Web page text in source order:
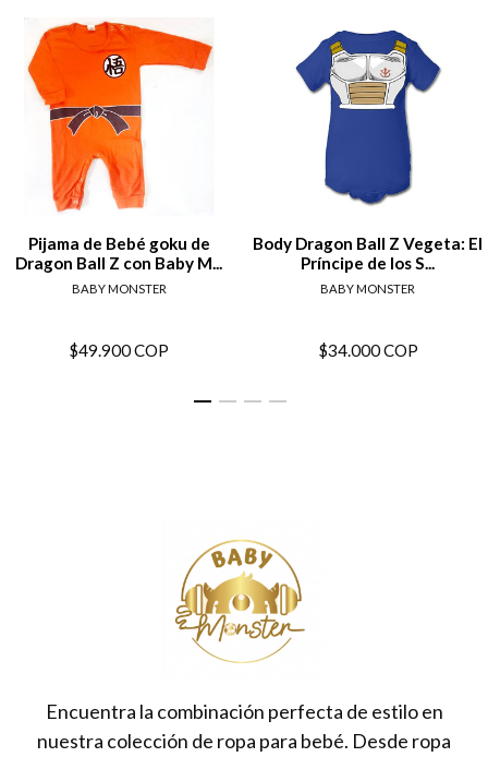
Pijama de Bebé goku de
Dragon Ball Z con Baby M...
BABY MONSTER
$49.900 COP
Body Dragon Ball Z Vegeta: El
Príncipe de los S...
BABY MONSTER
$34.000 COP
Encuentra la combinación perfecta de estilo en
nuestra colección de ropa para bebé. Desde ropa